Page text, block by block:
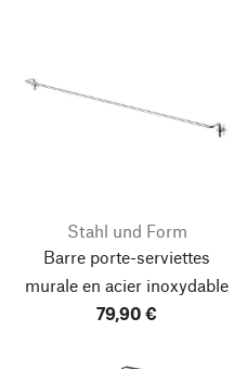
Stahl und Form
Barre porte-serviettes
murale en acier inoxydable
79,90 €